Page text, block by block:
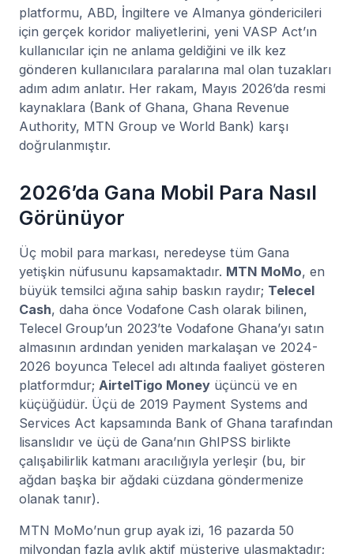
platformu, ABD, İngiltere ve Almanya göndericileri
için gerçek koridor maliyetlerini, yeni VASP Act’ın
kullanıcılar için ne anlama geldiğini ve ilk kez
gönderen kullanıcılara paralarına mal olan tuzakları
adım adım anlatır. Her rakam, Mayıs 2026’da resmi
kaynaklara (Bank of Ghana, Ghana Revenue
Authority, MTN Group ve World Bank) karşı
doğrulanmıştır.
2026’da Gana Mobil Para Nasıl
Görünüyor
Üç mobil para markası, neredeyse tüm Gana
yetişkin nüfusunu kapsamaktadır. MTN MoMo, en
büyük temsilci ağına sahip baskın raydır; Telecel
Cash, daha önce Vodafone Cash olarak bilinen,
Telecel Group’un 2023’te Vodafone Ghana’yı satın
almasının ardından yeniden markalaşan ve 2024-
2026 boyunca Telecel adı altında faaliyet gösteren
platformdur; AirtelTigo Money üçüncü ve en
küçüğüdür. Üçü de 2019 Payment Systems and
Services Act kapsamında Bank of Ghana tarafından
lisanslıdır ve üçü de Gana’nın GhIPSS birlikte
çalışabilirlik katmanı aracılığıyla yerleşir (bu, bir
ağdan başka bir ağdaki cüzdana göndermenize
olanak tanır).
MTN MoMo’nun grup ayak izi, 16 pazarda 50
milyondan fazla aylık aktif müşteriye ulaşmaktadır;